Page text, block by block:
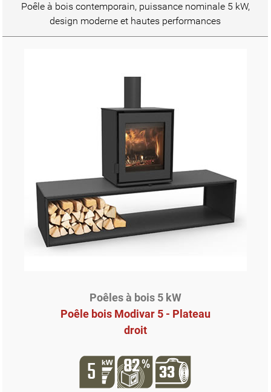
Poêle à bois contemporain, puissance nominale 5 kW,
design moderne et hautes performances
Poêles à bois 5 kW
Poêle bois Modivar 5 - Plateau
droit